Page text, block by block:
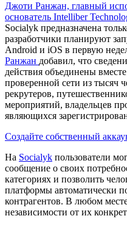
Джоти Ранжан, главный
основатель Intelliber
Socialyk предназначена
разработчики планируют
Android и iOS в первую
Ранжан добавил, что
действия объединены
проверенной сети из тысяч
рекрутеров,
мероприятий, владельцев
являющихся
Создайте собственный
На Socialyk пользователи
сообщение о своих
категориях и позволить
платформы автоматически
контрагентов. В любом
независимости от их